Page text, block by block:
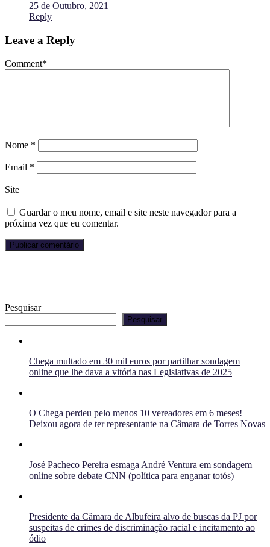
25 de Outubro, 2021
Reply
Leave a Reply
Comment*
Nome *
Email *
Site
Guardar o meu nome, email e site neste navegador para a
próxima vez que eu comentar.
Pesquisar
Pesquisar
Chega multado em 30 mil euros por partilhar sondagem
online que lhe dava a vitória nas Legislativas de 2025
O Chega perdeu pelo menos 10 vereadores em 6 meses!
Deixou agora de ter representante na Câmara de Torres Novas
José Pacheco Pereira esmaga André Ventura em sondagem
online sobre debate CNN (política para enganar totós)
Presidente da Câmara de Albufeira alvo de buscas da PJ por
suspeitas de crimes de discriminação racial e incitamento ao
ódio